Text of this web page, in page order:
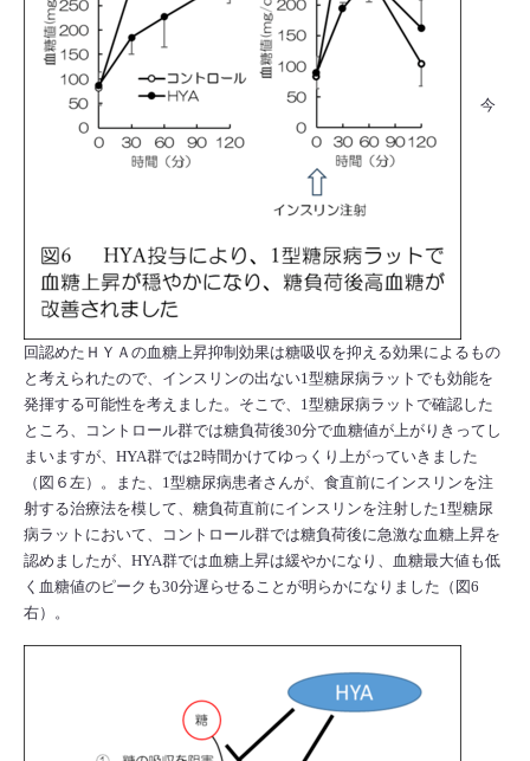
今
回認めたＨＹＡの血糖上昇抑制効果は糖吸収を抑える効果によるもの
と考えられたので、インスリンの出ない1型糖尿病ラットでも効能を
発揮する可能性を考えました。そこで、1型糖尿病ラットで確認した
ところ、コントロール群では糖負荷後30分で血糖値が上がりきってし
まいますが、HYA群では2時間かけてゆっくり上がっていきました
（図６左）。また、1型糖尿病患者さんが、食直前にインスリンを注
射する治療法を模して、糖負荷直前にインスリンを注射した1型糖尿
病ラットにおいて、コントロール群では糖負荷後に急激な血糖上昇を
認めましたが、HYA群では血糖上昇は緩やかになり、血糖最大値も低
く血糖値のピークも30分遅らせることが明らかになりました（図6
右）。